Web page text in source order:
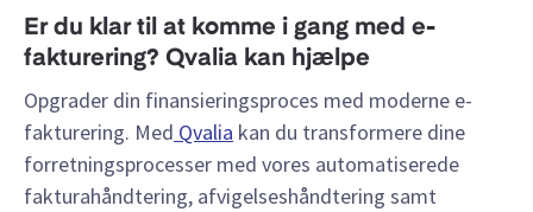
Er du klar til at komme i gang med e-
fakturering? Qvalia kan hjælpe
Opgrader din finansieringsproces med moderne e-
fakturering. Med Qvalia kan du transformere dine
forretningsprocesser med vores automatiserede
fakturahåndtering, afvigelseshåndtering samt